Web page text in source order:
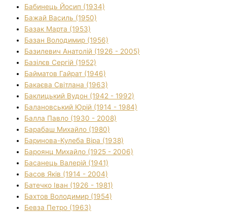
Бабинець Йосип (1934)
Бажай Василь (1950)
Базак Марта (1953)
Базан Володимир (1956)
Базилевич Анатолій (1926 - 2005)
Базілєв Сергій (1952)
Байматов Гайрат (1946)
Бакаєва Світлана (1963)
Баклицький Вудон (1942 - 1992)
Балановський Юрій (1914 - 1984)
Балла Павло (1930 - 2008)
Барабаш Михайло (1980)
Баринова-Кулеба Віра (1938)
Бароянц Михайло (1925 - 2006)
Басанець Валерій (1941)
Басов Яків (1914 - 2004)
Батечко Іван (1926 - 1981)
Бахтов Володимир (1954)
Бевза Петро (1963)